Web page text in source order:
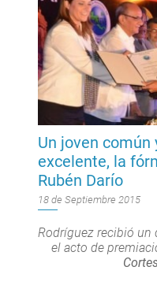
Un joven común
excelente, la
Rubén Darío
18 de Septiembre 2015
Rodríguez recibió un
el acto de